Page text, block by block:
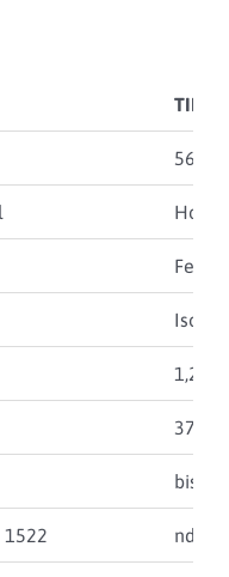
TIMM
56
Holz
1,2
37
bis
1522 ndp